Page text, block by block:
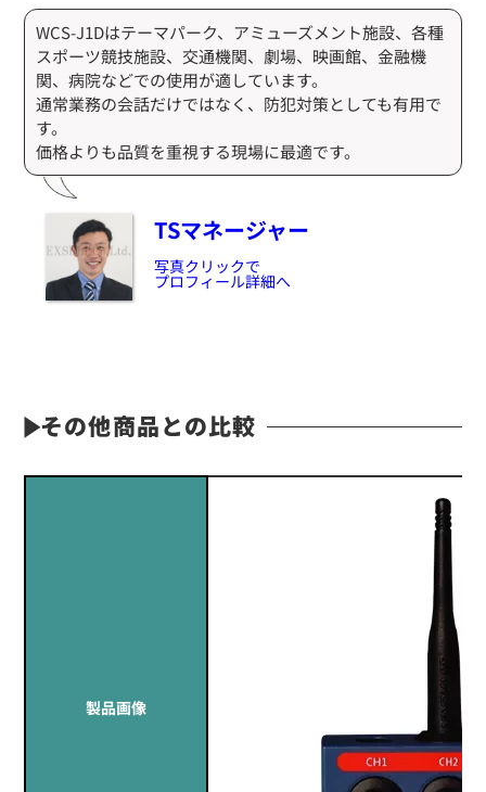
TSマネージャー
写真クリックで
プロフィール詳細へ
WCS-J1Dはテーマパーク、アミューズメント施設、各種
スポーツ競技施設、交通機関、劇場、映画館、金融機
関、病院などでの使用が適しています。
通常業務の会話だけではなく、防犯対策としても有用で
す。
価格よりも品質を重視する現場に最適です。
その他商品との比較
製品画像